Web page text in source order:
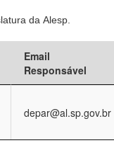
da Alesp.
Email
Responsável
depar@al.sp.gov.br